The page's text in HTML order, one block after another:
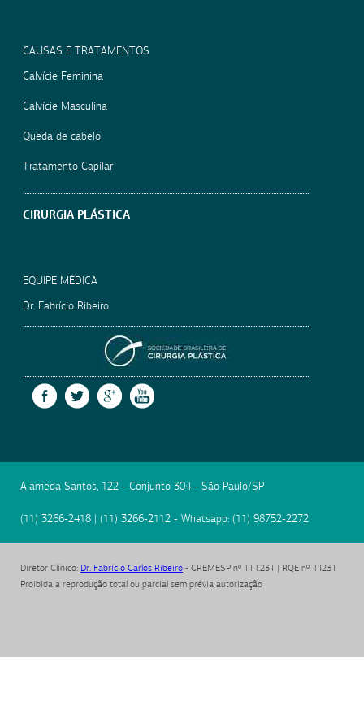
CAUSAS E TRATAMENTOS
Calvície Feminina
Calvície Masculina
Queda de cabelo
Tratamento Capilar
CIRURGIA PLÁSTICA
EQUIPE MÉDICA
Dr. Fabrício Ribeiro
FACEBOOKTWITTERGOOGLE +
Alameda Santos, 122 - Conjunto 304 - São Paulo/SP
(11) 3266-2418 | (11) 3266-2112 - Whatsapp: (11) 98752-2272
Diretor Clínico: Dr. Fabrício Carlos Ribeiro - CREMESP nº 114.231 | RQE nº 44231
Proibida a reprodução total ou parcial sem prévia autorização